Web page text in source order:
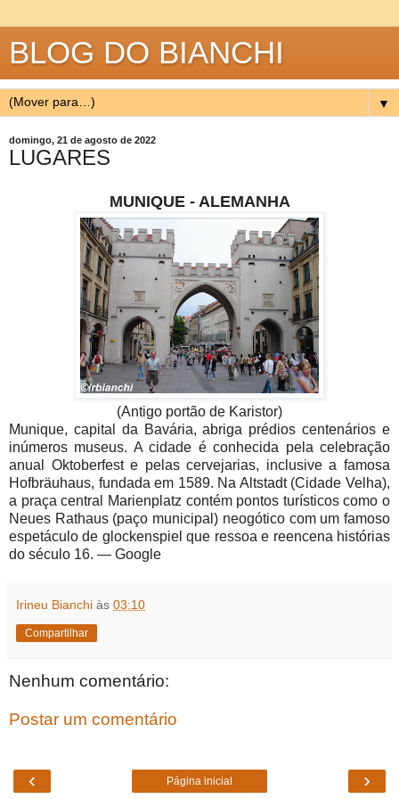
BLOG DO BIANCHI
▼
domingo, 21 de agosto de 2022
LUGARES
MUNIQUE - ALEMANHA
(Antigo portão de Karistor)
Munique, capital da Bavária, abriga prédios centenários e
inúmeros museus. A cidade é conhecida pela celebração
anual Oktoberfest e pelas cervejarias, inclusive a famosa
Hofbräuhaus, fundada em 1589. Na Altstadt (Cidade Velha),
a praça central Marienplatz contém pontos turísticos como o
Neues Rathaus (paço municipal) neogótico com um famoso
espetáculo de glockenspiel que ressoa e reencena histórias
do século 16. ― Google
Irineu Bianchi às 03:10
Compartilhar
Nenhum comentário:
Postar um comentário
‹ ›
Página inicial